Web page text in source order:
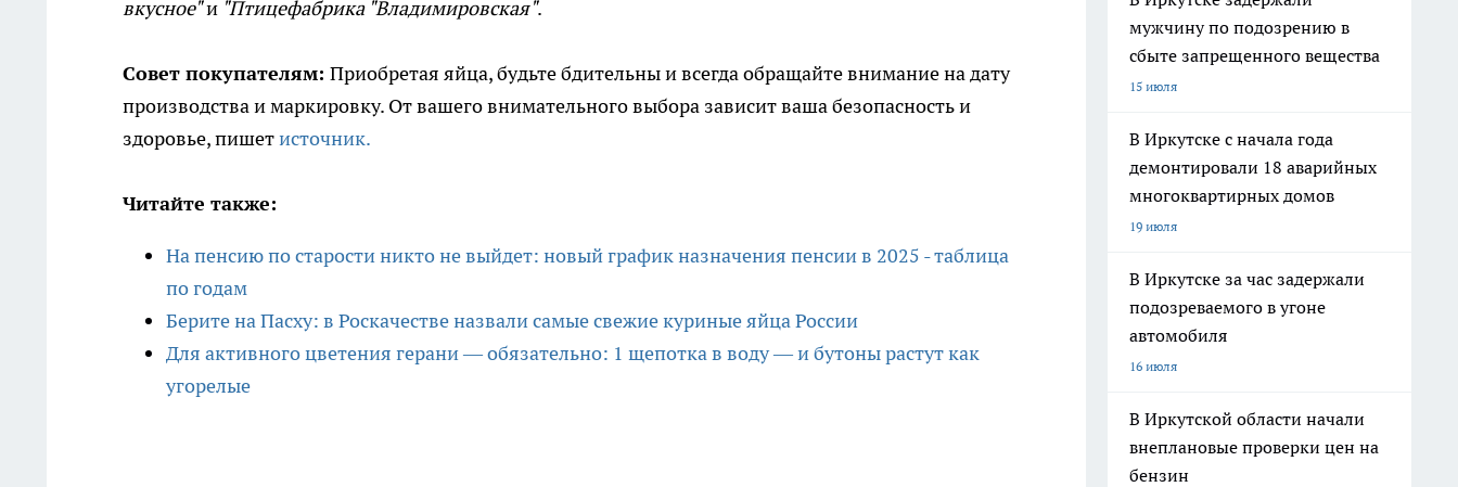
вкусное"и "Птицефабрика "Владимировская".
Совет покупателям: Приобретая яйца, будьте бдительны и всегда обращайте внимание на дату
производства и маркировку. От вашего внимательного выбора зависит ваша безопасность и
здоровье, пишетисточник.
Читайте также:
На пенсию по старости никто не выйдет: новый график назначения пенсии в 2025 - таблица
по годам
Берите на Пасху: в Роскачестве назвали самые свежие куриные яйца России
Для активного цветения герани — обязательно: 1 щепотка в воду — и бутоны растут как
угорелые
мужчину по подозрению в
сбыте запрещенного вещества
15 июля
В Иркутске с начала года
демонтировали 18 аварийных
многоквартирных домов
19 июля
В Иркутске за час задержали
подозреваемого в угоне
автомобиля
16 июля
В Иркутской области начали
внеплановые проверки цен на
бензин